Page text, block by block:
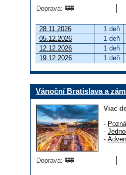
Doprava:
28.11.2026
1 deň
05.12.2026
1 deň
12.12.2026
1 deň
19.12.2026
1 deň
Vánoční Bratislava a
Viac
-
-
-
Doprava: